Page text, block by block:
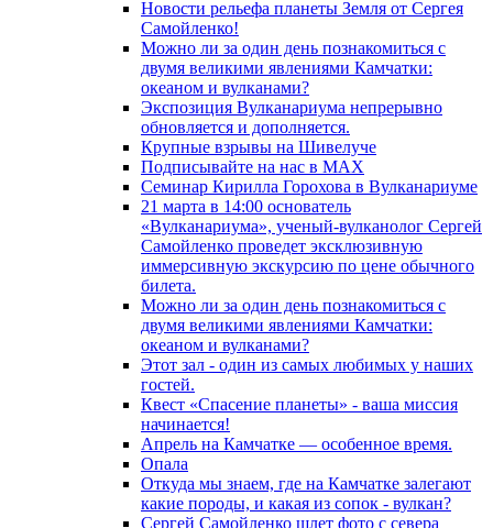
Новости рельефа планеты Земля от Сергея
Самойленко!
Можно ли за один день познакомиться с
двумя великими явлениями Камчатки:
океаном и вулканами?
Экспозиция Вулканариума непрерывно
обновляется и дополняется.
Крупные взрывы на Шивелуче
Подписывайте на нас в MAX
Семинар Кирилла Горохова в Вулканариуме
21 марта в 14:00 основатель
«Вулканариума», ученый-вулканолог Сергей
Самойленко проведет эксклюзивную
иммерсивную экскурсию по цене обычного
билета.
Можно ли за один день познакомиться с
двумя великими явлениями Камчатки:
океаном и вулканами?
Этот зал - один из самых любимых у наших
гостей.
Квест «Спасение планеты» - ваша миссия
начинается!
Апрель на Камчатке — особенное время.
Опала
Откуда мы знаем, где на Камчатке залегают
какие породы, и какая из сопок - вулкан?
Сергей Самойленко шлет фото с севера